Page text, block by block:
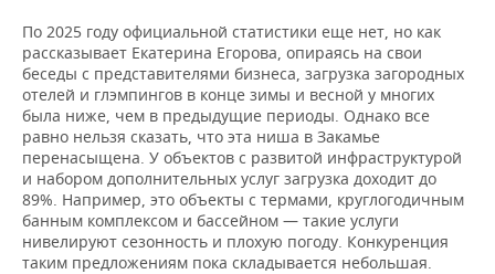
По 2025 году официальной статистики еще нет, но как
рассказывает Екатерина Егорова, опираясь на свои
беседы с представителями бизнеса, загрузка загородных
отелей и глэмпингов в конце зимы и весной у многих
была ниже, чем в предыдущие периоды. Однако все
равно нельзя сказать, что эта ниша в Закамье
перенасыщена. У объектов с развитой инфраструктурой
и набором дополнительных услуг загрузка доходит до
89%. Например, это объекты с термами, круглогодичным
банным комплексом и бассейном — такие услуги
нивелируют сезонность и плохую погоду. Конкуренция
таким предложениям пока складывается небольшая.